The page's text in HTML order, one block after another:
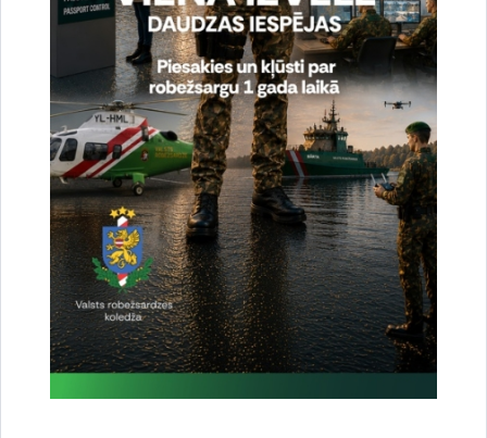
2026. gada 6. augusts uz valsts robežas un
valsts iekšienē
Statistika
2026. gada 5. augusts uz valsts robežas un
valsts iekšienē
06.08.2026. Statistika
Visi jaunumi